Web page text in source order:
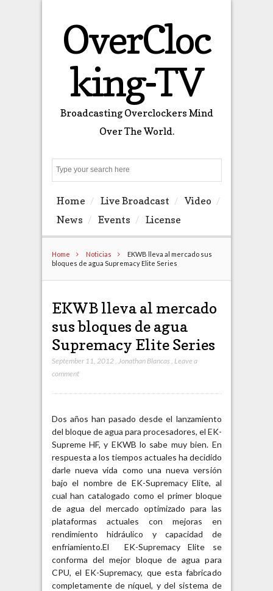
OverCloc
king-TV
Broadcasting Overclockers Mind
Over The World.
Home Live Broadcast
Video
News
Events License
Home Noticias
EKWB lleva al mercado sus
bloques de agua Supremacy Elite Series
EKWB lleva al mercado
sus bloques de agua
Supremacy Elite Series
September 11, 2012, Jonathan Blancas Leave a
comment
Dos años han pasado desde el lanzamiento
del bloque de agua para procesadores, el EK-
Supreme HF, y EKWB lo sabe muy bien. En
respuesta a los tiempos actuales ha decidido
darle nueva vida como una nueva versión
bajo el nombre de EK-Supremacy Elite, al
cual han catalogado como el primer bloque
de agua del mercado optimizado para las
plataformas actuales con mejoras en
rendimiento hidráulico y capacidad de
enfriamiento.El EK-Supremacy Elite se
conforma del mejor bloque de agua para
CPU, el EK-Supremacy, que esta fabricado
completamente de níquel, y del sistema de